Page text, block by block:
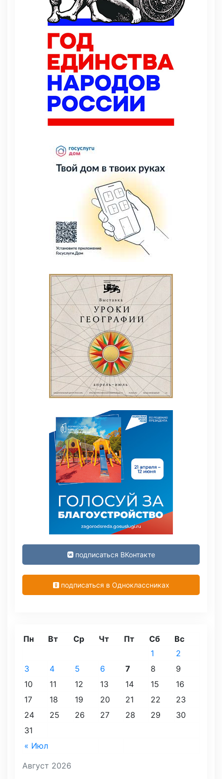
подписаться ВКонтакте
подписаться в Одноклассниках
Август 2026
Пн Вт Ср Чт Пт Сб Вс
« Июл
1
2
3
4 5 6 7 8
9
10
11 12 13 14 15
16
17
18 19 20 21 22
23
24
25 26 27 28 29
30
31